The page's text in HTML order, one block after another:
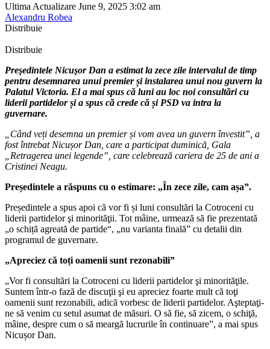
Ultima Actualizare June 9, 2025 3:02 am
Alexandru Robea
Distribuie
Distribuie
Preşedintele Nicuşor Dan a estimat la zece zile intervalul de timp
pentru desemnarea unui premier și instalarea unui nou guvern la
Palatul Victoria. El a mai spus că luni au loc noi consultări cu
liderii partidelor și a spus că crede că și PSD va intra la
guvernare.
„Când veți desemna un premier și vom avea un guvern învestit”, a
fost întrebat Nicușor Dan, care a participat duminică, Gala
„Retragerea unei legende”, care celebrează cariera de 25 de ani a
Cristinei Neagu.
Președintele a răspuns cu o estimare: „În zece zile, cam așa”.
Președintele a spus apoi că vor fi și luni consultări la Cotroceni cu
liderii partidelor şi minorităţii. Tot mâine, urmează să fie prezentată
„o schiță agreată de partide“, „nu varianta finală” cu detalii din
programul de guvernare.
„Apreciez că toți oamenii sunt rezonabili”
„Vor fi consultări la Cotroceni cu liderii partidelor şi minorităţile.
Suntem într-o fază de discuţii şi eu apreciez foarte mult că toţi
oamenii sunt rezonabili, adică vorbesc de liderii partidelor. Aşteptaţi-
ne să venim cu setul asumat de măsuri. O să fie, să zicem, o schiţă,
mâine, despre cum o să meargă lucrurile în continuare”, a mai spus
Nicușor Dan.